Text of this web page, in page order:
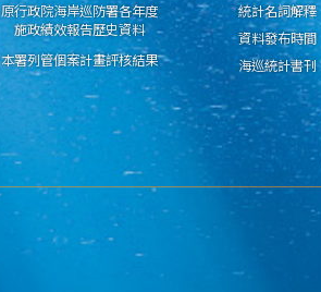
原行政院海岸巡防署各年度
施政績效報告歷史資料
本署列管個案計畫評核結果
統計名詞解釋
資料發布時間
海巡統計書刊